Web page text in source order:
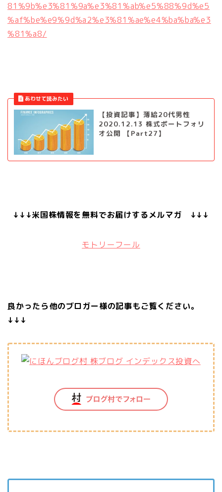
81%9b%e3%81%9a%e3%81%ab%e5%88%9d%e5
%af%be%e9%9d%a2%e3%81%ae%e4%ba%ba%e3
%81%a8/
【投資記事】薄給20代男性
2020.12.13 株式ポートフォリ
オ公開 【Part27】
↓↓↓米国株情報を無料でお届けするメルマガ ↓↓↓
モトリーフール
良かったら他のブロガー様の記事もご覧ください。
↓↓↓